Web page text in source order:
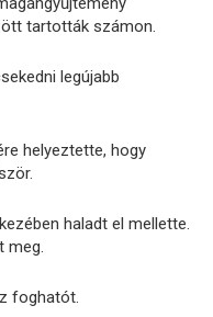
tartották számon.
legújabb
helyeztette, hogy
haladt el mellette.
meg.
foghatót.